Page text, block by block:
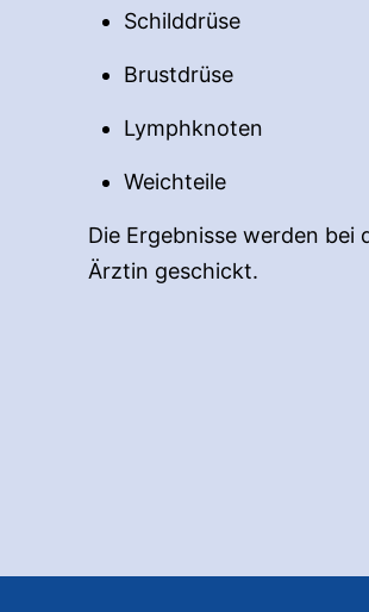
Schilddrüse
Brustdrüse
Lymphknoten
Weichteile
Die Ergebnisse werden
Ärztin geschickt.